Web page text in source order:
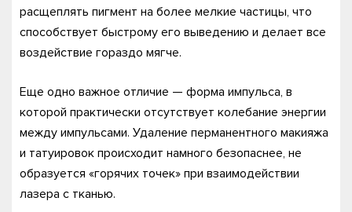
расщеплять пигмент на более мелкие частицы, что
способствует быстрому его выведению и делает все
воздействие гораздо мягче.
Еще одно важное отличие — форма импульса, в
которой практически отсутствует колебание энергии
между импульсами. Удаление перманентного макияжа
и татуировок происходит намного безопаснее, не
образуется «горячих точек» при взаимодействии
лазера с тканью.